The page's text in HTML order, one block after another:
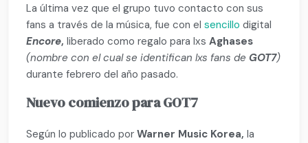
La última vez que el grupo tuvo contacto con sus
fans a través de la música, fue con elsencillo digital
Encore,liberado como regalo para lxsAghases
(nombre con el cual se identifican lxs fans de GOT7)
durante febrero del año pasado.
Nuevo comienzo para GOT7
Según lo publicado por Warner Music Korea, la